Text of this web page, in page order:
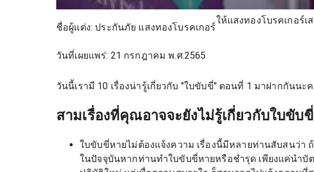
ชื่อผู้แต่ง:ประกันภัย แสงทองโบรคเกอร์
ให้แสงทองโบรคเกอร์
วันที่เผยแพร่: 21 กรกฎาคม พ.ศ.2565
วันนี้เรามี 10 เรื่องน่ารู้เกี่ยวกับ "ใบขับขี่" ตอนที่ 1 มาฝากกันน
สามเรื่องที่คุณอาจจะยังไม่รู้เกี่ยวกับใบขับขี่
ใบขับขี่หายไม่ต้องแจ้งความ เรื่องนี้มีหลายท่านสับสนว่า
ในปัจจุบันหากท่านทำใบขับขี่หายหรือชำรุด เพียงแค่นำบั